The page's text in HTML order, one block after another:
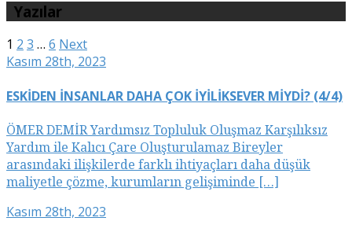
Yazılar
1 2 3 … 6 Next
Kasım 28th, 2023
ESKİDEN İNSANLAR DAHA ÇOK İYİLİKSEVER MİYDİ? (4/4)
ÖMER DEMİR Yardımsız Topluluk Oluşmaz Karşılıksız
Yardım ile Kalıcı Çare Oluşturulamaz Bireyler
arasındaki ilişkilerde farklı ihtiyaçları daha düşük
maliyetle çözme, kurumların gelişiminde […]
Kasım 28th, 2023